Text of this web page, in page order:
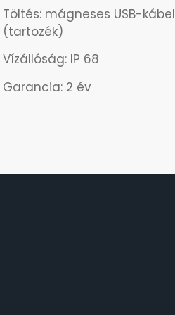
Töltés: mágneses USB-kábel
(tartozék)
Vízállóság: IP 68
Garancia: 2 év